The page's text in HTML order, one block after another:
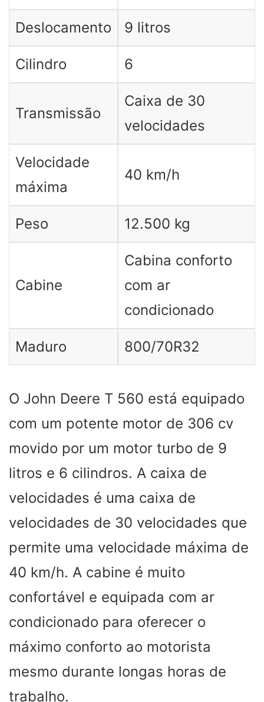
Deslocamento 9 litros
Cilindro 6
Transmissão
Caixa de 30
velocidades
Velocidade
máxima
40 km/h
Peso 12.500 kg
Cabine
Cabina conforto
com ar
condicionado
Maduro 800/70R32
O John Deere T 560 está equipado
com um potente motor de 306 cv
movido por um motor turbo de 9
litros e 6 cilindros. A caixa de
velocidades é uma caixa de
velocidades de 30 velocidades que
permite uma velocidade máxima de
40 km/h. A cabine é muito
confortável e equipada com ar
condicionado para oferecer o
máximo conforto ao motorista
mesmo durante longas horas de
trabalho.